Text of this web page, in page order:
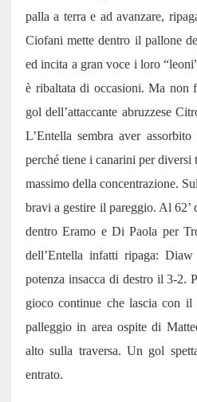
palla a terra e ad avanzare,
Ciofani mette dentro il pallone
ed incita a gran voce i loro
è ribaltata di occasioni. Ma non
gol dell’attaccante abruzzese
L’Entella sembra aver
perché tiene i canarini per diversi
massimo della concentrazione.
bravi a gestire il pareggio. Al
dentro Eramo e Di Paola per
dell’Entella infatti ripaga:
potenza insacca di destro il 3-2.
gioco continue che lascia con il
palleggio in area ospite di
alto sulla traversa. Un gol
entrato.